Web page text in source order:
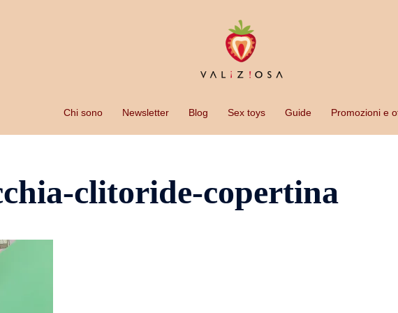
Chi sono Newsletter Blog Sex toys Guide Promozioni e
clitoride-copertina